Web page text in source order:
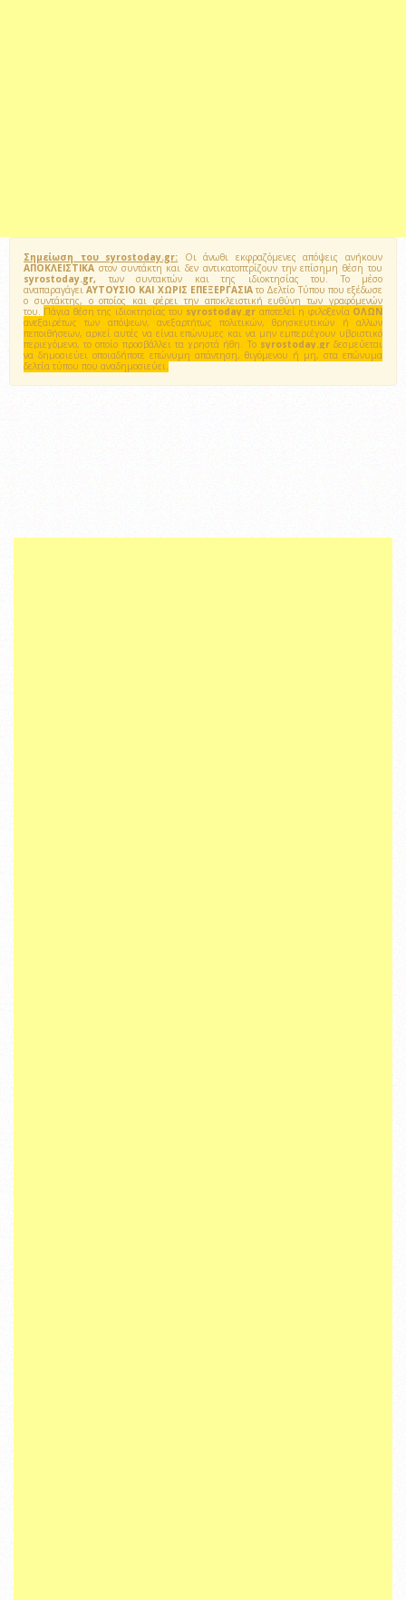
Σημείωση του syrostoday.gr: Οι άνωθι εκφραζόμενες απόψεις ανήκουν
ΑΠΟΚΛΕΙΣΤΙΚΑ στον συντάκτη και δεν αντικατοπτρίζουν την επίσημη θέση του
syrostoday.gr, των συντακτών και της ιδιοκτησίας του. Το μέσο
αναπαραγάγειΑΥΤΟΥΣΙΟ ΚΑΙ ΧΩΡΙΣ ΕΠΕΞΕΡΓΑΣΙΑτο Δελτίο Τύπου που εξέδωσε
ο συντάκτης, ο οποίος και φέρει την αποκλειστική ευθύνη των γραφόμενών
του. Πάγια θέση της ιδιοκτησίας του syrostoday.gr αποτελεί η φιλοξενία ΟΛΩΝ
ανεξαιρέτως των απόψεων, ανεξαρτήτως πολιτικών, θρησκευτικών ή αλλων
πεποιθήσεων, αρκεί αυτές να είναι επώνυμες και να μην εμπεριέχουν υβριστικό
περιεχόμενο, το οποίο προσβάλλει τα χρηστά ήθη. Το syrostoday.grδεσμεύεται
να δημοσιεύει οποιαδήποτε επώνυμη απάντηση, θιγόμενου ή μη, στα επώνυμα
δελτία τύπου που αναδημοσιεύει.